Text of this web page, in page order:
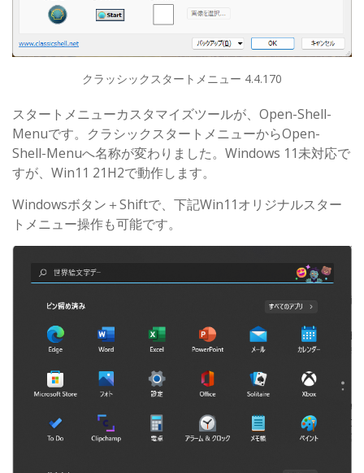
クラッシックスタートメニュー 4.4.170
スタートメニューカスタマイズツールが、Open-Shell-
Menuです。クラシックスタートメニューからOpen-
Shell-Menuへ名称が変わりました。Windows 11未対応で
すが、Win11 21H2で動作します。
Windowsボタン＋Shiftで、下記Win11オリジナルスター
トメニュー操作も可能です。